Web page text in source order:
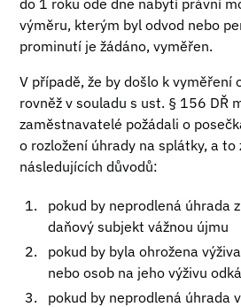
do 1 roku ode dne nabytí právní
výměru, kterým byl odvod nebo
prominutí je žádáno, vyměřen.
V případě, že by došlo k vyměření
rovněž v souladu s ust. § 156 DŘ
zaměstnavatelé požádali o
o rozložení úhrady na splátky, a to
následujících důvodů:
pokud by neprodlená úhrada
daňový subjekt vážnou újmu
pokud by byla ohrožena
nebo osob na jeho výživu
pokud by neprodlená úhrada